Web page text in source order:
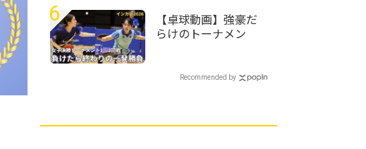
6
【卓球動画】強豪だ
らけのトーナメン
での結果を紹介｜イ
Recommended by